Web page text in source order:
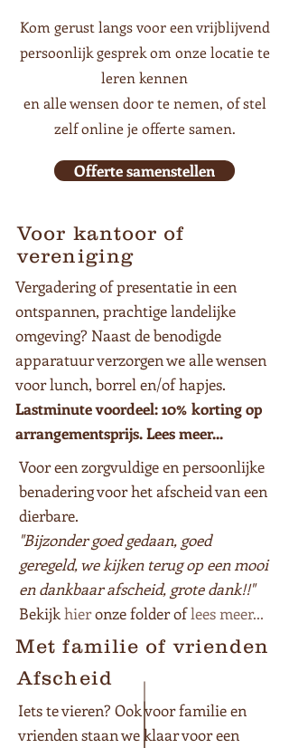
Kom gerust langsvoor een vrijblijvend
persoonlijk gesprek om onze locatie te
leren kennen
en alle wensen door te nemen, of stel
zelf online je offerte samen.
Offerte samenstellen
Voor kantoor of
vereniging
Vergadering of presentatie in een
ontspannen, prachtige landelijke
omgeving? Naast de benodigde
apparatuur verzorgen we alle wensen
voor lunch, borrel en/of hapjes.
Lastminute voordeel: 10% korting op
arrangementsprijs. Lees meer...
Voor een zorgvuldige en persoonlijke
benadering voor het afscheid van een
dierbare.
"Bijzonder goed gedaan, goed
geregeld, we kijken terug op een mooi
en dankbaar afscheid, grote dank!!"
Bekijk hieronze folder oflees meer...
Met familie of vrienden
Afscheid
Iets te vieren? Ook voorfamilie en
vrienden staan we klaar voor een